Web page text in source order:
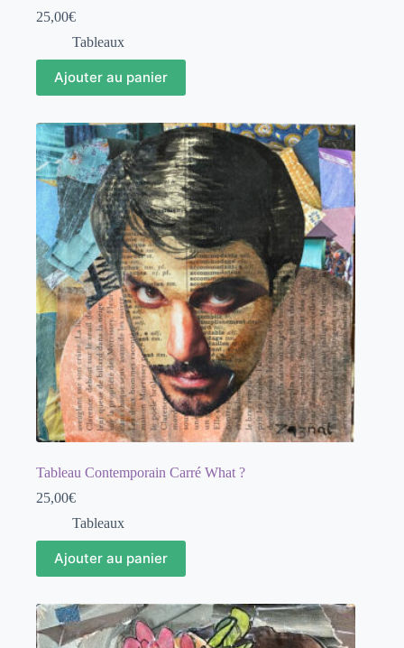
25,00€
Tableaux
Ajouter au panier
Tableau Contemporain Carré What ?
25,00€
Tableaux
Ajouter au panier